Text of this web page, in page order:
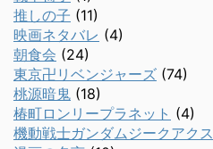
推しの子 (11)
映画ネタバレ (4)
朝食会 (24)
東京卍リベンジャーズ (74)
桃源暗鬼 (18)
椿町ロンリープラネット (4)
機動戦士ガンダムジークアクス